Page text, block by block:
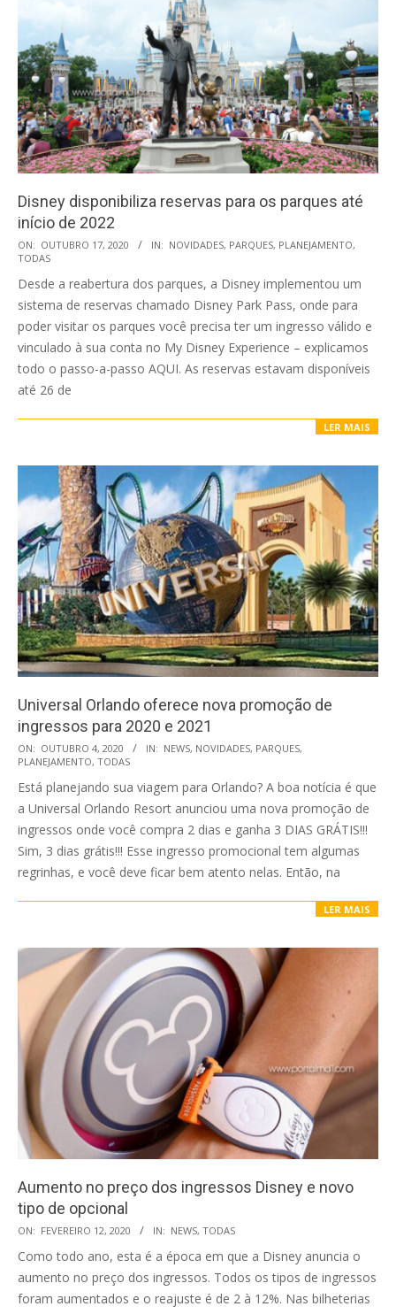
Disney disponibiliza reservas para os parques até
início de 2022
2020-
10-
17
ON: OUTUBRO 17, 2020 IN: NOVIDADES, PARQUES, PLANEJAMENTO,
TODAS
Desde a reabertura dos parques, a Disney implementou um
sistema de reservas chamado Disney Park Pass, onde para
poder visitar os parques você precisa ter um ingresso válido e
vinculado à sua conta no My Disney Experience – explicamos
todo o passo-a-passo AQUI. As reservas estavam disponíveis
até 26 de
LER MAIS
Universal Orlando oferece nova promoção de
ingressos para 2020 e 2021
2020-
10-
04
ON: OUTUBRO 4, 2020 IN: NEWS, NOVIDADES, PARQUES,
PLANEJAMENTO, TODAS
Está planejando sua viagem para Orlando? A boa notícia é que
a Universal Orlando Resort anunciou uma nova promoção de
ingressos onde você compra 2 dias e ganha 3 DIAS GRÁTIS!!!
Sim, 3 dias grátis!!! Esse ingresso promocional tem algumas
regrinhas, e você deve ficar bem atento nelas. Então, na
LER MAIS
Aumento no preço dos ingressos Disney e novo
tipo de opcional
2020-
02-
12
ON: FEVEREIRO 12, 2020 IN: NEWS, TODAS
Como todo ano, esta é a época em que a Disney anuncia o
aumento no preço dos ingressos. Todos os tipos de ingressos
foram aumentados e o reajuste é de 2 à 12%. Nas bilheterias